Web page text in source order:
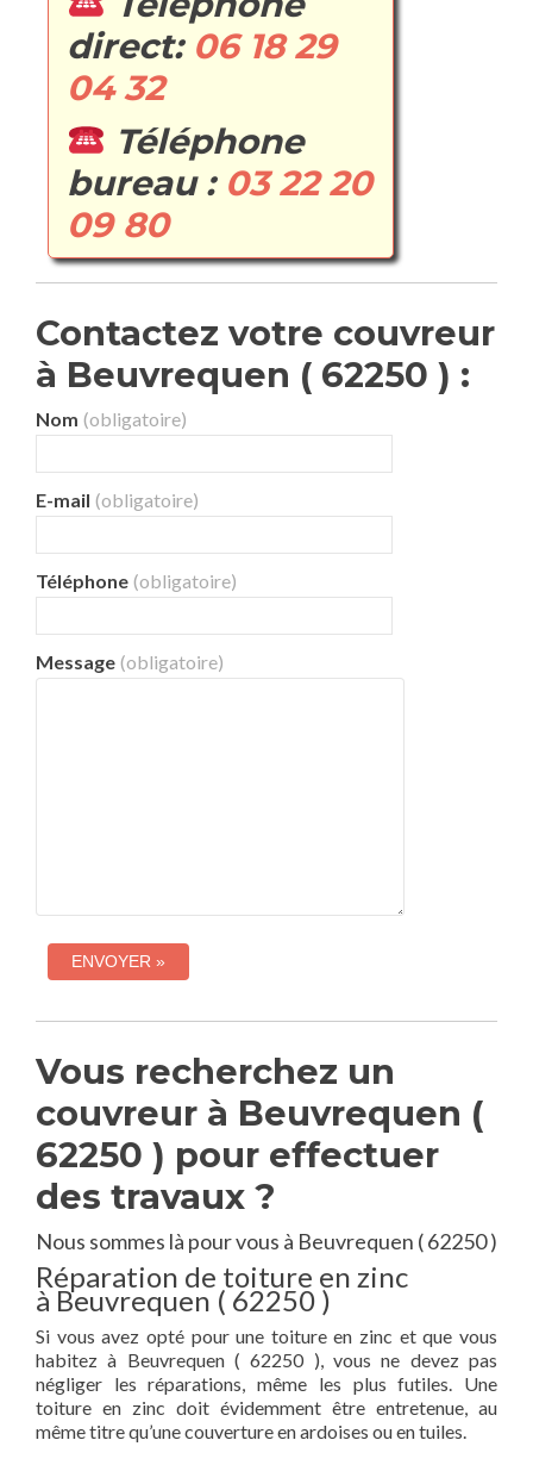
direct: 06 18 29
04 32
Téléphone
bureau : 03 22 20
09 80
Contactez votre couvreur
à Beuvrequen ( 62250 ) :
Nom (obligatoire)
E-mail (obligatoire)
Téléphone (obligatoire)
Message (obligatoire)
Vous recherchez un
couvreur à Beuvrequen (
62250 ) pour effectuer
des travaux ?
Nous sommes là pour vous à Beuvrequen ( 62250 )
Réparation de toiture en zinc
à Beuvrequen ( 62250 )
Si vous avez opté pour une toiture en zinc et que vous
habitez à Beuvrequen ( 62250 ), vous ne devez pas
négliger les réparations, même les plus futiles. Une
toiture en zinc doit évidemment être entretenue, au
même titre qu’une couverture en ardoises ou en tuiles.